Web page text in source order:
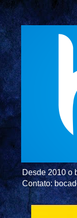
Desde 2010 o
Contato: